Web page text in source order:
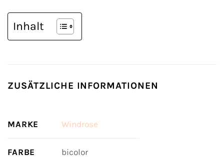
Inhalt
ZUSÄTZLICHE INFORMATIONEN
MARKE Windrose
FARBE bicolor